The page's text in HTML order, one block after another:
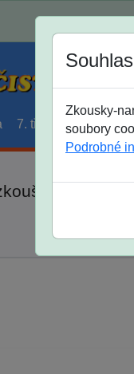
7. třída 8. třída
na SŠ?
Zkousky-
soubory
Podrobné